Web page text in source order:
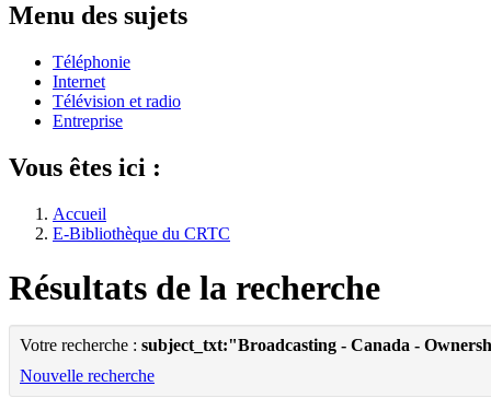
Menu des sujets
Téléphonie
Internet
Télévision et radio
Entreprise
Vous êtes ici :
Accueil
E-Bibliothèque du CRTC
Résultats de la recherche
Votre recherche : subject_txt:"Broadcasting - Canada -
Nouvelle recherche